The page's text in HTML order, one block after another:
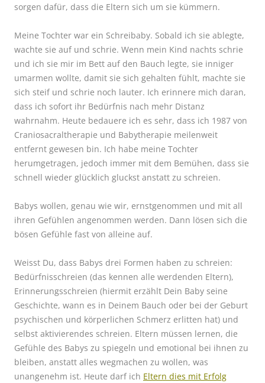
sorgen dafür, dass die Eltern sich um sie kümmern.
Meine Tochter war ein Schreibaby. Sobald ich sie ablegte,
wachte sie auf und schrie. Wenn mein Kind nachts schrie
und ich sie mir im Bett auf den Bauch legte, sie inniger
umarmen wollte, damit sie sich gehalten fühlt, machte sie
sich steif und schrie noch lauter. Ich erinnere mich daran,
dass ich sofort ihr Bedürfnis nach mehr Distanz
wahrnahm. Heute bedauere ich es sehr, dass ich 1987 von
Craniosacraltherapie und Babytherapie meilenweit
entfernt gewesen bin. Ich habe meine Tochter
herumgetragen, jedoch immer mit dem Bemühen, dass sie
schnell wieder glücklich gluckst anstatt zu schreien.
Babys wollen, genau wie wir, ernstgenommen und mit all
ihren Gefühlen angenommen werden. Dann lösen sich die
bösen Gefühle fast von alleine auf.
Weisst Du, dass Babys drei Formen haben zu schreien:
Bedürfnisschreien (das kennen alle werdenden Eltern),
Erinnerungsschreien (hiermit erzählt Dein Baby seine
Geschichte, wann es in Deinem Bauch oder bei der Geburt
psychischen und körperlichen Schmerz erlitten hat) und
selbst aktivierendes schreien. Eltern müssen lernen, die
Gefühle des Babys zu spiegeln und emotional bei ihnen zu
bleiben, anstatt alles wegmachen zu wollen, was
unangenehm ist. Heute darf ich Eltern dies mit Erfolg